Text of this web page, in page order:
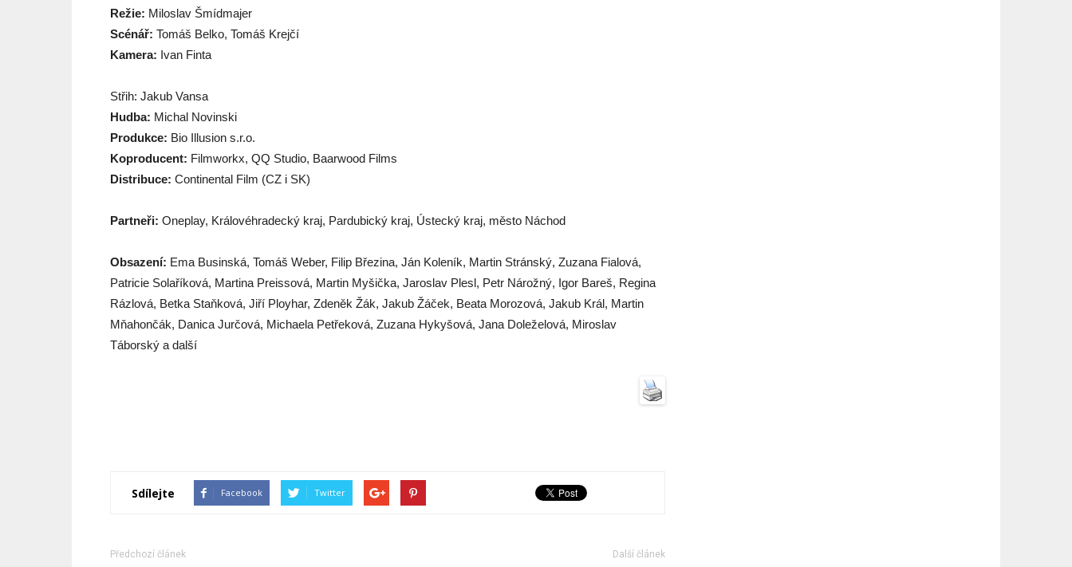
Režie: Miloslav Šmídmajer
Scénář: Tomáš Belko, Tomáš Krejčí
Kamera: Ivan Finta
Střih: Jakub Vansa
Hudba: Michal Novinski
Produkce: Bio Illusion s.r.o.
Koproducent: Filmworkx, QQ Studio, Baarwood Films
Distribuce: Continental Film (CZ i SK)
Partneři: Oneplay, Královéhradecký kraj, Pardubický kraj, Ústecký kraj, město Náchod
Obsazení: Ema Businská, Tomáš Weber, Filip Březina, Ján Koleník, Martin Stránský, Zuzana Fialová,
Patricie Solaříková, Martina Preissová, Martin Myšička, Jaroslav Plesl, Petr Nárožný, Igor Bareš, Regina
Rázlová, Betka Staňková, Jiří Ployhar, Zdeněk Žák, Jakub Žáček, Beata Morozová, Jakub Král, Martin
Mňahončák, Danica Jurčová, Michaela Petřeková, Zuzana Hykyšová, Jana Doleželová, Miroslav
Táborský a další
Sdílejte Facebook Twitter
Předchozí článek Další článek